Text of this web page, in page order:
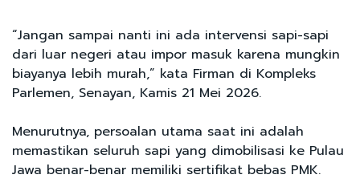
“Jangan sampai nanti ini ada intervensi sapi-sapi
dari luar negeri atau impor masuk karena mungkin
biayanya lebih murah,” kata Firman di Kompleks
Parlemen, Senayan, Kamis 21 Mei 2026.
Menurutnya, persoalan utama saat ini adalah
memastikan seluruh sapi yang dimobilisasi ke Pulau
Jawa benar-benar memiliki sertifikat bebas PMK.